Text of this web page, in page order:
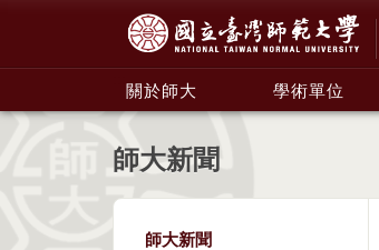
關於師大 學術單位
師大新聞
師大新聞